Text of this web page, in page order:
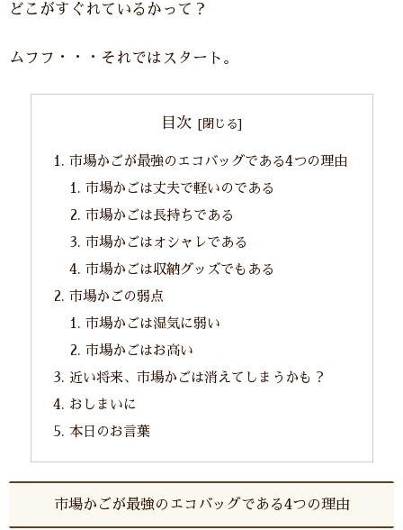
どこがすぐれているかって？
ムフフ・・・それではスタート。
目次
市場かごが最強のエコバッグである4つの理由
市場かごは丈夫で軽いのである
市場かごは長持ちである
市場かごはオシャレである
市場かごは収納グッズでもある
市場かごの弱点
市場かごは湿気に弱い
市場かごはお高い
近い将来、市場かごは消えてしまうかも？
おしまいに
本日のお言葉
市場かごが最強のエコバッグである4つの理由